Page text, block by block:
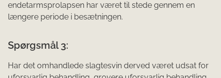
endetarmsprolapsen har været til stede gennem en
længere periode i besætningen.
Spørgsmål 3:
Har det omhandlede slagtesvin derved været udsat for